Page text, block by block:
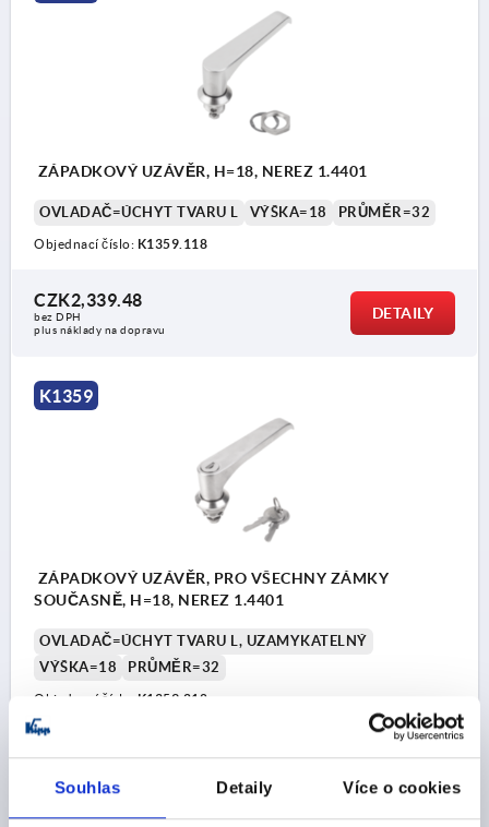
Souhlas Detaily Více o cookies
ZÁPADKOVÝ UZÁVĚR, H=18, NEREZ 1.4401
OVLADAČ=ÚCHYT TVARU L VÝŠKA=18 PRŮMĚR=32
Objednací číslo: K1359.118
CZK2,339.48
bez DPH
plus náklady na dopravu
DETAILY
K1359
ZÁPADKOVÝ UZÁVĚR, PRO VŠECHNY ZÁMKY
SOUČASNĚ, H=18, NEREZ 1.4401
OVLADAČ=ÚCHYT TVARU L, UZAMYKATELNÝ
VÝŠKA=18
PRŮMĚR=32
Objednací číslo: K1359.218
CZK2,583.72
plus náklady na dopravu